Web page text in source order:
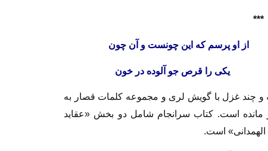
***
از او پرسم که این چونست و آن چون
نعمت یکی را قرص جو آلوده در خون
و چند غزل با گویش لری و مجموعه کلمات قصار به
مانده است. کتاب سرانجام شامل دو بخش «عقاید
است.